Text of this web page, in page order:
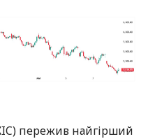
пережив найгірший